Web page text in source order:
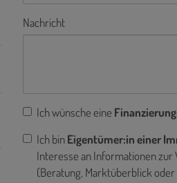
Nachricht
Ich wünsche eine
Ich binEigentümer:in einer
Interesse an Informationen zur
(Beratung, Marktüberblick